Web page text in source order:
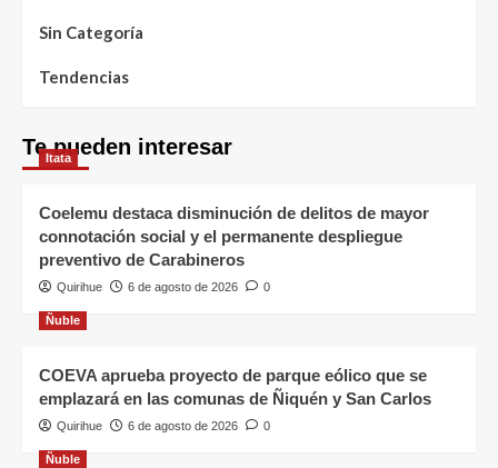
Sin Categoría
Tendencias
Te pueden interesar
Itata
Coelemu destaca disminución de delitos de mayor
connotación social y el permanente despliegue
preventivo de Carabineros
Quirihue 6 de agosto de 2026 0
Ñuble
COEVA aprueba proyecto de parque eólico que se
emplazará en las comunas de Ñiquén y San Carlos
Quirihue 6 de agosto de 2026 0
Ñuble